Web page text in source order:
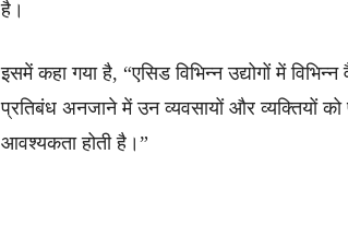
है।
इसमें कहा गया है, “एसिड विभिन्न उद्योगों में
प्रतिबंध अनजाने में उन व्यवसायों और व्यक्तियों
आवश्यकता होती है।”